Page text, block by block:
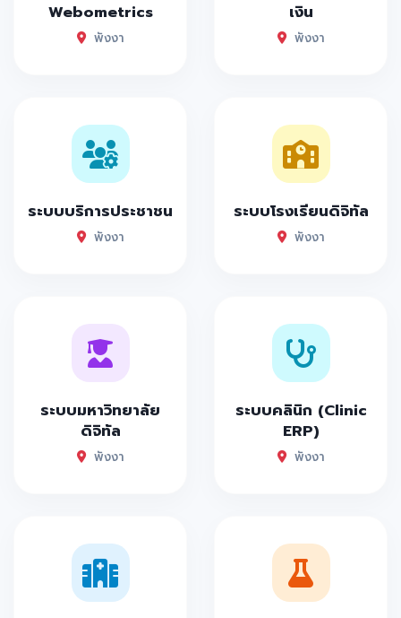
Webometrics
พังงา
เงิน
พังงา
ระบบบริการประชาชน
พังงา
ระบบโรงเรียนดิจิทัล
พังงา
ระบบมหาวิทยาลัย
ดิจิทัล
พังงา
ระบบคลินิก (Clinic
ERP)
พังงา